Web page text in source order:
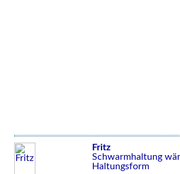
Fritz
Schwarmhaltung
Haltungsform